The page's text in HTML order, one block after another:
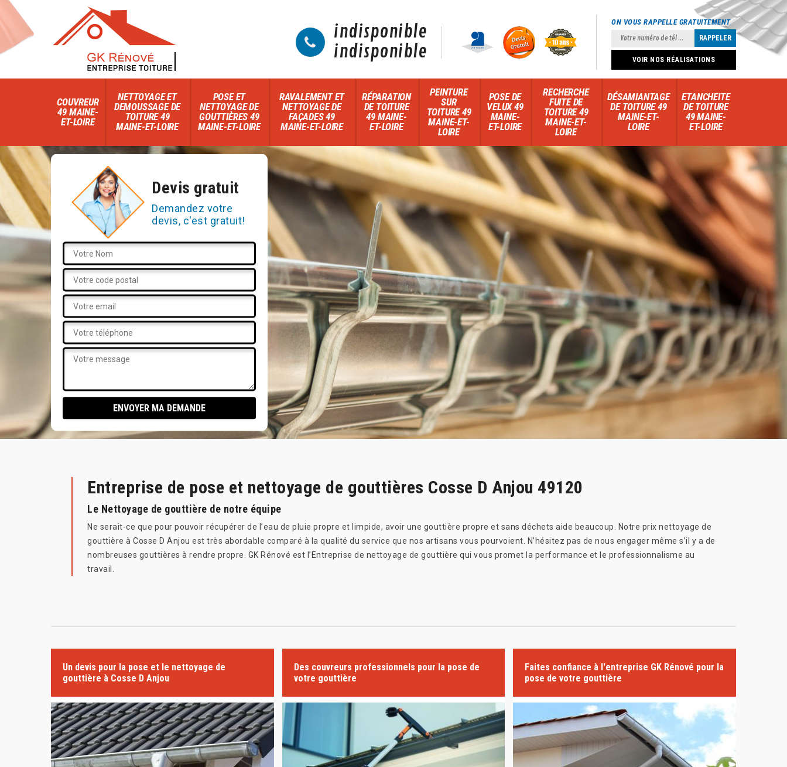
indisponible
indisponible
ON VOUS RAPPELLE GRATUITEMENT
VOIR NOS RÉALISATIONS
COUVREUR
49 MAINE-
ET-LOIRE
NETTOYAGE ET
DEMOUSSAGE DE
TOITURE 49
MAINE-ET-LOIRE
POSE ET
NETTOYAGE DE
GOUTTIÈRES 49
MAINE-ET-LOIRE
RAVALEMENT ET
NETTOYAGE DE
FAÇADES 49
MAINE-ET-LOIRE
RÉPARATION
DE TOITURE
49 MAINE-
ET-LOIRE
PEINTURE
SUR
TOITURE 49
MAINE-ET-
LOIRE
POSE DE
VELUX 49
MAINE-
ET-LOIRE
RECHERCHE
FUITE DE
TOITURE 49
MAINE-ET-
LOIRE
DÉSAMIANTAGE
DE TOITURE 49
MAINE-ET-
LOIRE
ETANCHEITE
DE TOITURE
49 MAINE-
ET-LOIRE
Devis gratuit
Demandez votre
devis, c'est gratuit!
Entreprise de pose et nettoyage de gouttières Cosse D Anjou 49120
Le Nettoyage de gouttière de notre équipe
Ne serait-ce que pour pouvoir récupérer de l’eau de pluie propre et limpide, avoir une gouttière propre et sans déchets aide beaucoup. Notre prix nettoyage de
gouttière à Cosse D Anjou est très abordable comparé à la qualité du service que nos artisans vous pourvoient. N’hésitez pas de nous engager même s’il y a de
nombreuses gouttières à rendre propre. GK Rénové est l’Entreprise de nettoyage de gouttière qui vous promet la performance et le professionnalisme au
travail.
Un devis pour la pose et le nettoyage de
gouttière à Cosse D Anjou
Des couvreurs professionnels pour la pose de
votre gouttière
Faites confiance à l'entreprise GK Rénové pour la
pose de votre gouttière